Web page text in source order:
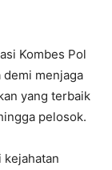
Kombes Pol
demi menjaga
yang terbaik
pelosok.
kejahatan